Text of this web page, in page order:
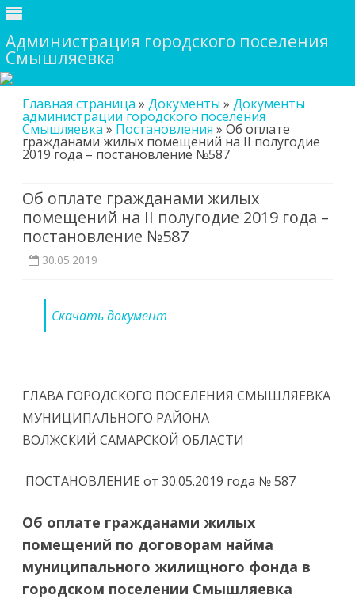
Администрация городского поселения
Смышляевка
to
content
Главная страница » Документы » Документы
администрации городского поселения
Смышляевка» Постановления » Об оплате
гражданами жилых помещений на II полугодие
2019 года – постановление №587
Об оплате гражданами жилых
помещений на II полугодие 2019 года –
постановление №587
30.05.2019
Скачать документ
ГЛАВА ГОРОДСКОГО ПОСЕЛЕНИЯ СМЫШЛЯЕВКА
МУНИЦИПАЛЬНОГО РАЙОНА
ВОЛЖСКИЙ САМАРСКОЙ ОБЛАСТИ
ПОСТАНОВЛЕНИЕ от 30.05.2019 года № 587
Об оплате гражданами жилых
помещений по договорам найма
муниципального жилищного фонда в
городском поселении Смышляевка